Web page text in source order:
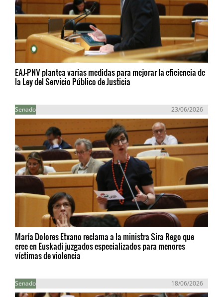
EAJ-PNV plantea varias medidas para mejorar la eficiencia de
la Ley del Servicio Público de Justicia
Senado 23/06/2026
María Dolores Etxano reclama a la ministra Sira Rego que
cree en Euskadi juzgados especializados para menores
víctimas de violencia
Senado 18/06/2026